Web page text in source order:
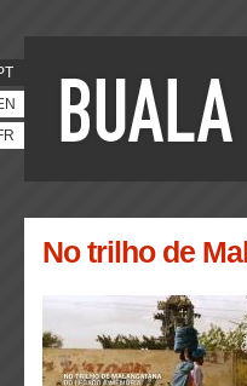
No trilho de